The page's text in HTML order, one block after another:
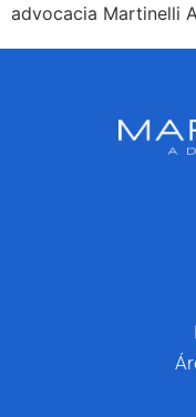
advocacia Martinelli